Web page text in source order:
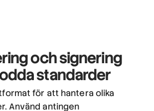
och signering
standarder
för att hantera olika
Använd antingen